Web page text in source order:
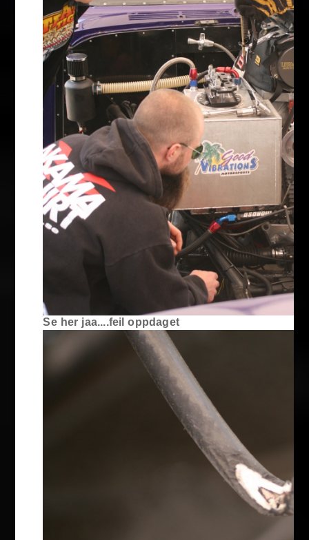
Se her jaa....feil oppdaget